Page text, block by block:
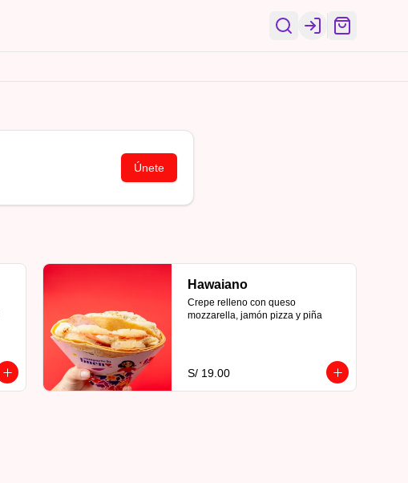
Login
Únete
Hawaiano
Crepe relleno con queso
mozzarella, jamón pizza y piña
S/ 19.00